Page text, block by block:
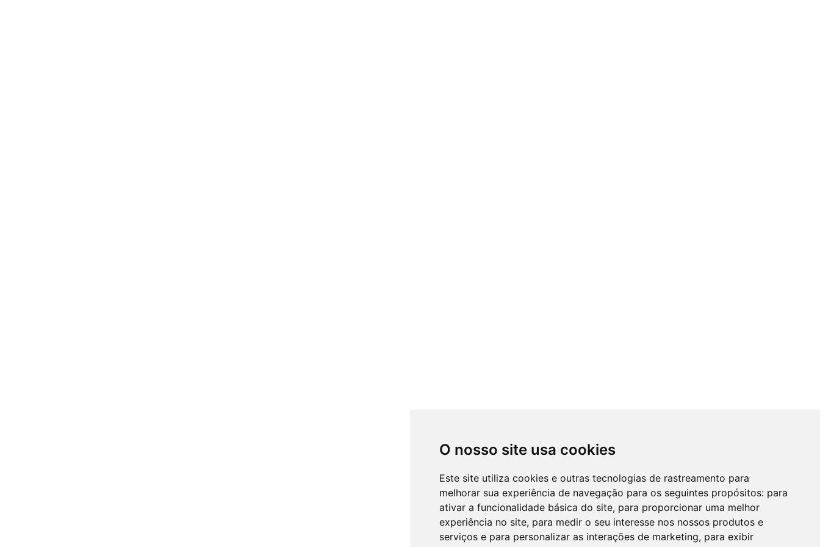
O nosso site usa cookies
Este site utiliza cookies e outras tecnologias de rastreamento para
melhorar sua experiência de navegação para os seguintes propósitos: para
ativar a funcionalidade básica do site, para proporcionar uma melhor
experiência no site, para medir o seu interesse nos nossos produtos e
serviços e para personalizar as interações de marketing, para exibir